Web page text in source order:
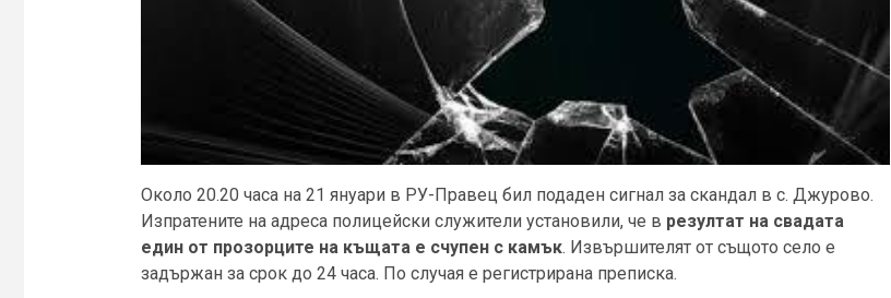
Около 20.20 часа на 21 януари в РУ-Правец бил подаден сигнал за скандал в с. Джурово.
Изпратените на адреса полицейски служители установили, че в резултат на свадата
един от прозорците на къщата е счупен с камък. Извършителят от същото село е
задържан за срок до 24 часа. По случая е регистрирана преписка.